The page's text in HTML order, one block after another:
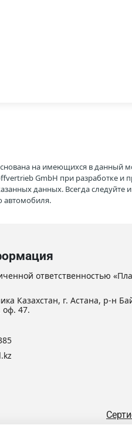
на имеющихся в данный
GmbH при разработке и
данных. Всегда
автомобиля.
ответственностью
Казахстан, г. Астана, р-н
оф. 47.